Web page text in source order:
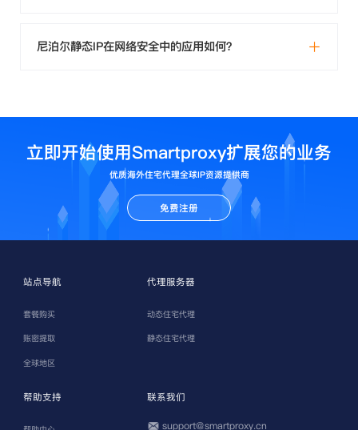
尼泊尔静态IP在网络安全中的应用如何？
立即开始使用Smartproxy扩展您的业务
优质海外住宅代理全球IP资源提供商
免费注册
站点导航
套餐购买
账密提取
全球地区
代理服务器
动态住宅代理
静态住宅代理
帮助支持 联系我们
support@smartproxy.cn